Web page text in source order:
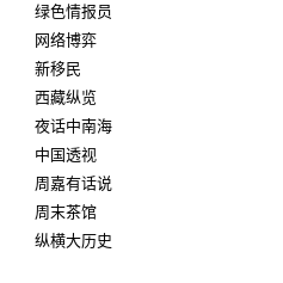
绿色情报员
网络博弈
新移民
西藏纵览
夜话中南海
中国透视
周嘉有话说
周末茶馆
纵横大历史